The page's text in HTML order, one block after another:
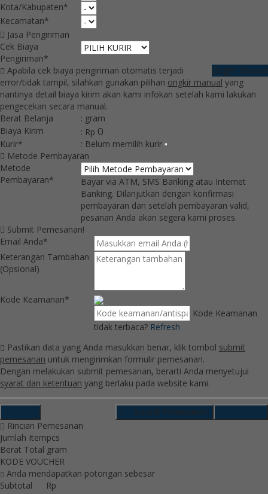
Kota/Kabupaten*
Kecamatan*
Jasa Pengiriman
Cek Biaya
Pengiriman*
Ongkir Manual
Apabila cek biaya pengiriman otomatis terjadi
error/tidak tampil, silahkan gunakan pilihan ongkir manual yang
nantinya detail biaya kirim akan kami infokan setelah kami lakukan
pengecekan secara manual.
Berat Belanja
: gram
Biaya Kirim
: Rp 0
Kurir* : Belum memilih kurir
Metode Pembayaran
Metode
Pembayaran*
Bayar via ATM, SMS Banking atau Internet
Banking. Dilanjutkan dengan konfirmasi
pembayaran dan setelah pembayaran valid,
pesanan Anda akan segera kami proses.
Submit Pemesanan!
Email Anda*
Keterangan Tambahan
(Opsional)
Kode Keamanan*
Kode Keamanan
tidak terbaca? Refresh
Pastikan data yang Anda masukkan benar, klik tombol submit
pemesanan untuk mengirimkan formulir pemesanan.
Dengan melakukan submit pemesanan, berarti Anda menyetujui
syarat dan ketentuan yang berlaku pada website kami.
Submit Pemesanan
Rincian Pemesanan
Jumlah Itempcs
Berat Total gram
KODE VOUCHER
Anda mendapatkan potongan sebesar
Subtotal
Rp